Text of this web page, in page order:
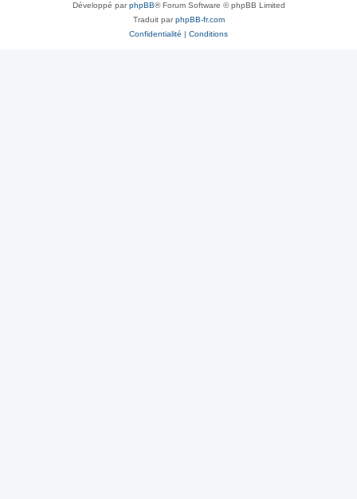
Développé parphpBB® Forum Software © phpBB Limited
Traduit parphpBB-fr.com
Confidentialité | Conditions